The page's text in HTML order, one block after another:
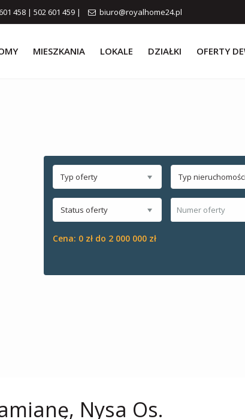
458 | 502 601 459 | biuro@royalhome24.pl
MIESZKANIA LOKALE DZIAŁKI OFERTY
Typ oferty Typ nieruchomości
Status oferty
Cena: 0 zł do 2 000 000 zł
Nysa Os.